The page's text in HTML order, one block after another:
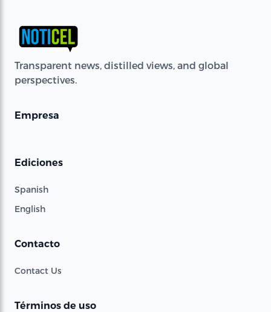
Transparent news, distilled views, and global
perspectives.
Empresa
Ediciones
Spanish
English
Contacto
Contact Us
Términos de uso